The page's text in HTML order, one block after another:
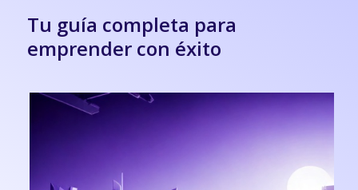
Tu guía completa para
emprender con éxito